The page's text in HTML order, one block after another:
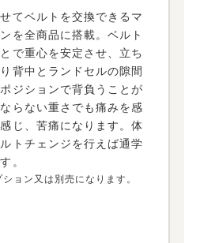
てベルトを交換できるマ
を全商品に搭載。ベルト
で重心を安定させ、立ち
背中とランドセルの隙間
ジションで背負うことが
らない重さでも痛みを感
じ、苦痛になります。体
トチェンジを行えば通学
。
ョン又は別売になります。